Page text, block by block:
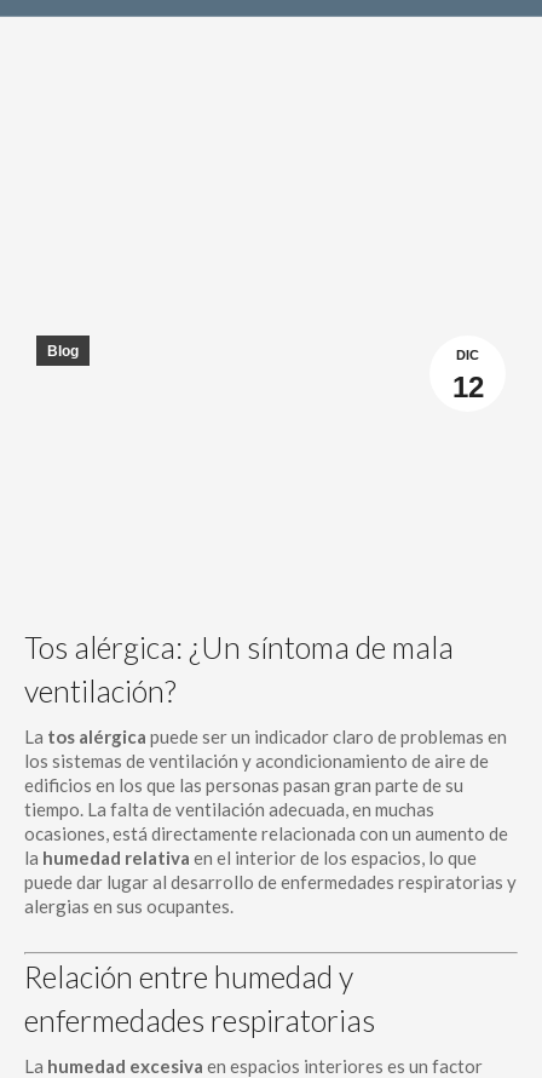
DIC
12
Blog
Tos alérgica: ¿Un síntoma de mala
ventilación?
La tos alérgica puede ser un indicador claro de problemas en
los sistemas de ventilación y acondicionamiento de aire de
edificios en los que las personas pasan gran parte de su
tiempo. La falta de ventilación adecuada, en muchas
ocasiones, está directamente relacionada con un aumento de
la humedad relativa en el interior de los espacios, lo que
puede dar lugar al desarrollo de enfermedades respiratorias y
alergias en sus ocupantes.
Relación entre humedad y
enfermedades respiratorias
La humedad excesiva en espacios interiores es un factor